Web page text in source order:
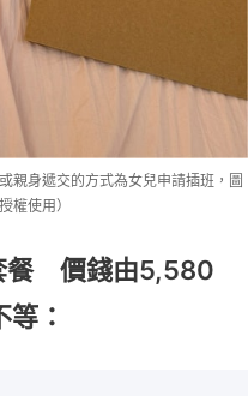
親身遞交的方式為女兒申請插班，圖
權使用）
餐 價錢由5,580
：